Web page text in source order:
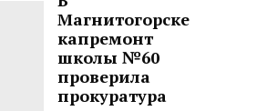
Магнитогорске
капремонт
школы №60
проверила
прокуратура